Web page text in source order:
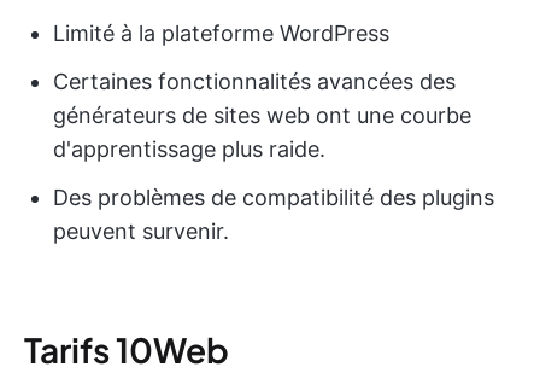
Limité à la plateforme WordPress
Certaines fonctionnalités avancées des
générateurs de sites web ont une courbe
d'apprentissage plus raide.
Des problèmes de compatibilité des plugins
peuvent survenir.
Tarifs 10Web